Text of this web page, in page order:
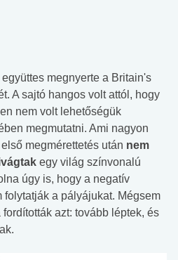
megnyerte a Britain's
A sajtó hangos volt attól, hogy
nem volt lehetőségük
megmutatni. Ami nagyon
megmérettetés után nem
egy világ színvonalú
úgy is, hogy a negatív
a pályájukat. Mégsem
azt: tovább léptek, és